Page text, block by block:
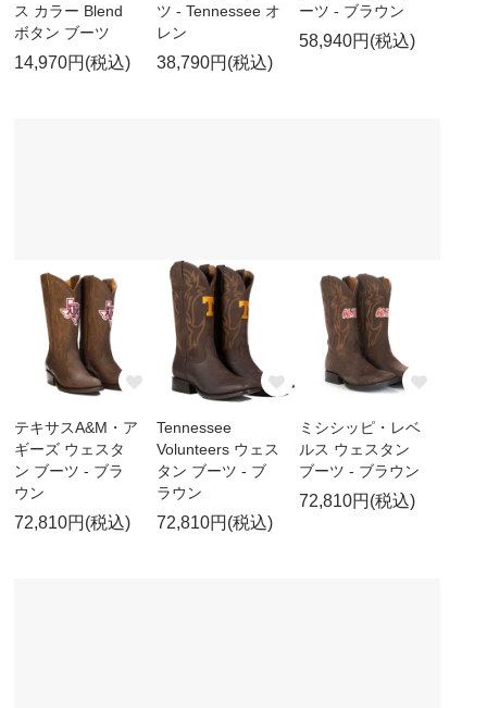
ス カラー Blend
ボタン ブーツ
14,970円(税込)
ツ - Tennessee オ
レン
38,790円(税込)
ーツ - ブラウン
58,940円(税込)
テキサスA&M・ア
ギーズ ウェスタ
ン ブーツ - ブラ
ウン
72,810円(税込)
Tennessee
Volunteers ウェス
タン ブーツ - ブ
ラウン
72,810円(税込)
ミシシッピ・レベ
ルス ウェスタン
ブーツ - ブラウン
72,810円(税込)